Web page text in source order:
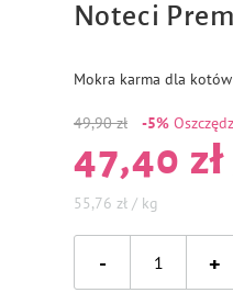
Noteci
Mokra karma dla
49,90 zł -5%
47,40 zł
55,76 zł / kg
- +